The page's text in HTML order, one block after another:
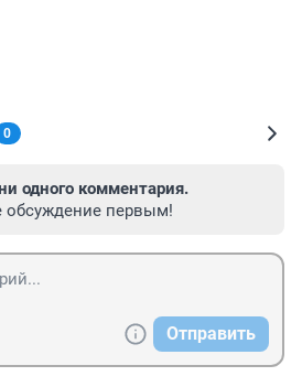
0
одного комментария.
обсуждение первым!
Отправить